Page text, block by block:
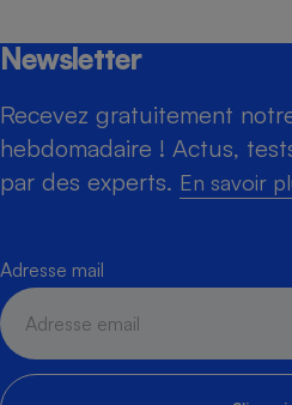
Newsletter
Recevez gratuitement
hebdomadaire ! Actus,
par des experts. En savoir
Adresse mail